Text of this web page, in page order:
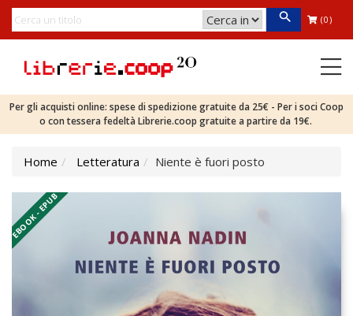
(0)
Per gli acquisti online: spese di spedizione gratuite da 25€ - Per i soci Coop
o con tessera fedeltà Librerie.coop gratuite a partire da 19€.
Home Letteratura Niente è fuori posto
EBOOK - EPUB